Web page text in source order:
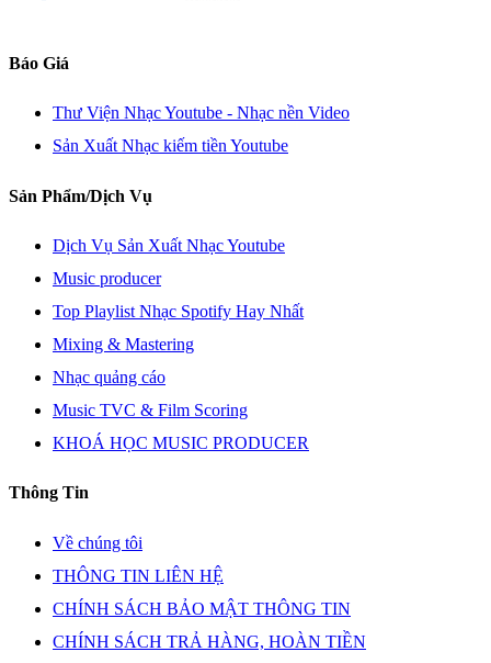
Báo Giá
Thư Viện Nhạc Youtube - Nhạc nền Video
Sản Xuất Nhạc kiếm tiền Youtube
Sản Phẩm/Dịch Vụ
Dịch Vụ Sản Xuất Nhạc Youtube
Music producer
Top Playlist Nhạc Spotify Hay Nhất
Mixing & Mastering
Nhạc quảng cáo
Music TVC & Film Scoring
KHOÁ HỌC MUSIC PRODUCER
Thông Tin
Về chúng tôi
THÔNG TIN LIÊN HỆ
CHÍNH SÁCH BẢO MẬT THÔNG TIN
CHÍNH SÁCH TRẢ HÀNG, HOÀN TIỀN